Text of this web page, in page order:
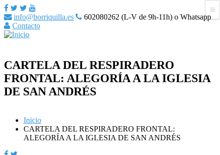
info@borriquilla.es
602080262 (L-V de 9h-11h) o Whatsapp
Contacto
CARTELA DEL RESPIRADERO
FRONTAL: ALEGORÍA A LA IGLESIA
DE SAN ANDRÉS
Inicio
CARTELA DEL RESPIRADERO FRONTAL:
ALEGORÍA A LA IGLESIA DE SAN ANDRÉS